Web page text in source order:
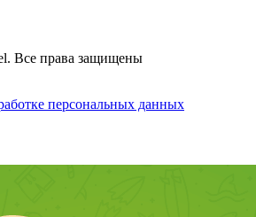
Все права защищены
персональных данных